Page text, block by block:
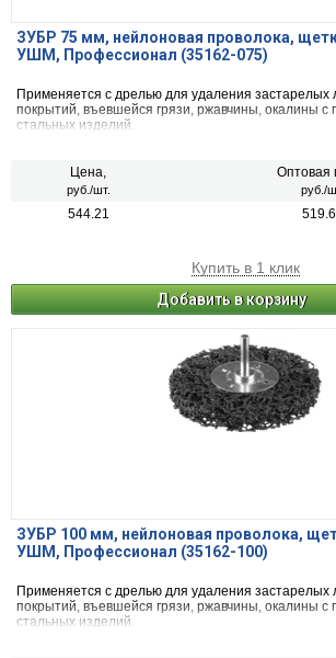
ЗУБР 75 мм, нейлоновая проволока,
УШМ, Профессионал (35162-075)
Применяется с дрелью для удаления застарелых
покрытий, въевшейся грязи, ржавчины, окалины с
стальных изделий.
Цена,
руб./шт.
Оптовая
руб./
544.21
Купить в 1 клик
Добавить в корзину
ЗУБР 100 мм, нейлоновая проволока,
УШМ, Профессионал (35162-100)
Применяется с дрелью для удаления застарелых
покрытий, въевшейся грязи, ржавчины, окалины с
стальных изделий.